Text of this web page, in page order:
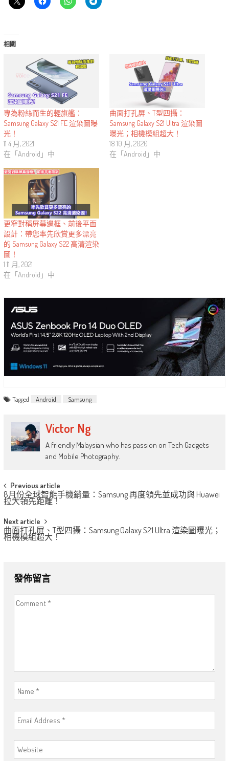
相關
專為粉絲而生的輕旗艦：
Samsung Galaxy S21 FE 渲染圖曝
光！
11 4 月, 2021
在「Android」中
曲面打孔屏、T型四攝：
Samsung Galaxy S21 Ultra 渲染圖
曝光；相機模組超大！
18 10 月, 2020
在「Android」中
更窄對稱屏幕邊框、前後平面
設計：帶您率先欣賞更多漂亮
的 Samsung Galaxy S22 高清渲染
圖！
1 11 月, 2021
在「Android」中
Tagged Android Samsung
Victor Ng
A friendly Malaysian who has passion on Tech Gadgets
and Mobile Photography.
Post
navigation
Previous article
8月份全球智能手機銷量：Samsung 再度領先並成功與 Huawei
拉大領先距離！
Next article
曲面打孔屏、T型四攝：Samsung Galaxy S21 Ultra 渲染圖曝光；
相機模組超大！
發佈留言